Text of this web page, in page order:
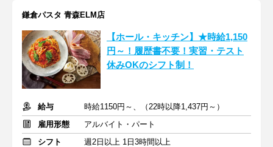
鎌倉パスタ 青森ELM店
【ホール・キッチン】★時給1,150
円～！履歴書不要！実習・テスト
休みOKのシフト制！
給与
時給1150円～、（22時以降1,437円～）
雇用形態
アルバイト・パート
シフト
週2日以上 1日3時間以上